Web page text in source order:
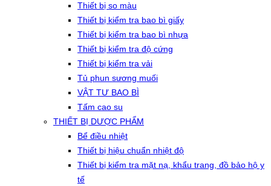
Thiết bị so màu
Thiết bị kiểm tra bao bì giấy
Thiết bị kiểm tra bao bì nhựa
Thiết bị kiểm tra độ cứng
Thiết bị kiểm tra vải
Tủ phun sương muối
VẬT TƯ BAO BÌ
Tấm cao su
THIẾT BỊ DƯỢC PHẨM
Bể điều nhiệt
Thiết bị hiệu chuẩn nhiệt độ
Thiết bị kiểm tra mặt nạ, khẩu trang, đồ bảo hộ y
tế